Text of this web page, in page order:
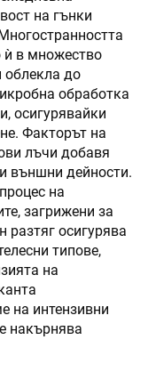
на гънки
ѝ в множество
облекла до
обработка
осигурявайки
Факторът на
лъчи добавя
външни дейности.
на
загрижени за
разтяг осигурява
типове,
на
на интензивни
накърнява